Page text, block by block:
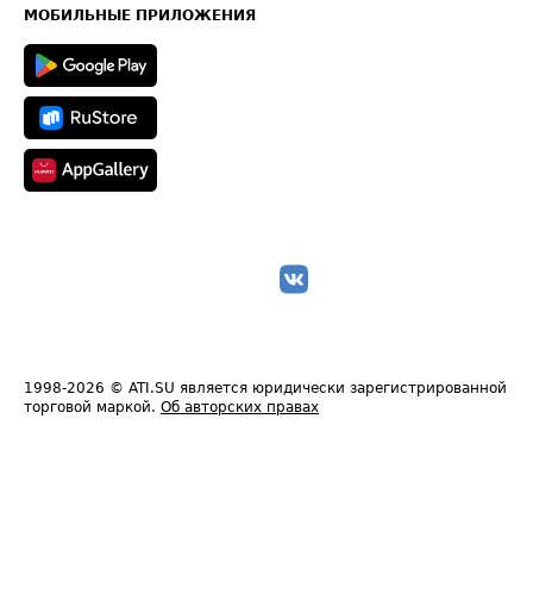
Техническая информация
МОБИЛЬНЫЕ ПРИЛОЖЕНИЯ
1998-2026 © ATI.SU является юридически зарегистрированной
торговой маркой. Об авторских правах